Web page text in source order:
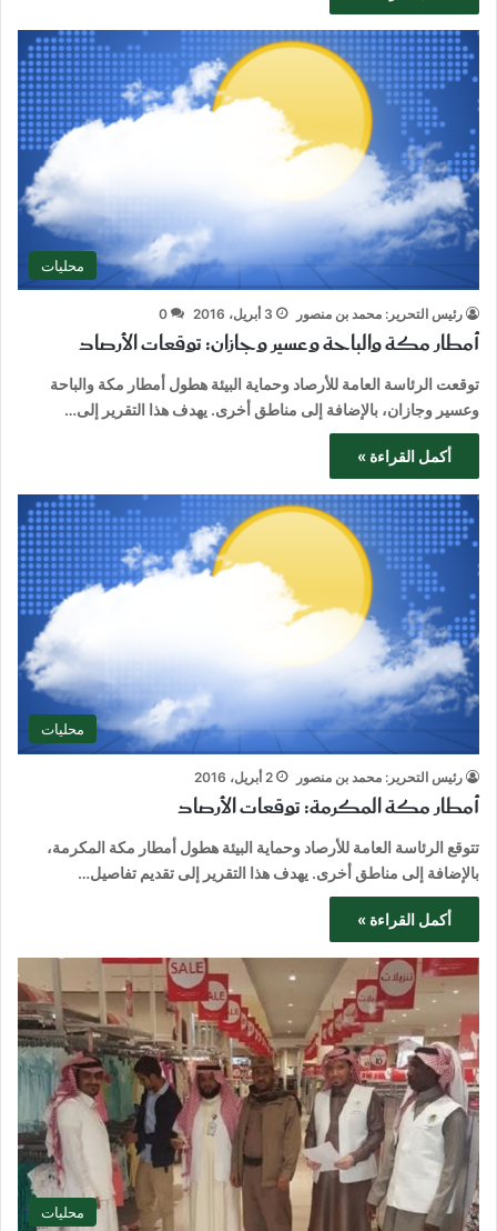
محليات
رئيس التحرير: محمد بن منصور 3 أبريل، 2016 0
أمطار مكة والباحة وعسير وجازان: توقعات الأرصاد
توقعت الرئاسة العامة للأرصاد وحماية البيئة هطول أمطار مكة والباحة
وعسير وجازان، بالإضافة إلى مناطق أخرى. يهدف هذا التقرير إلى…
أكمل القراءة »
محليات
رئيس التحرير: محمد بن منصور 2 أبريل، 2016
أمطار مكة المكرمة: توقعات الأرصاد
تتوقع الرئاسة العامة للأرصاد وحماية البيئة هطول أمطار مكة المكرمة،
بالإضافة إلى مناطق أخرى. يهدف هذا التقرير إلى تقديم تفاصيل…
أكمل القراءة »
محليات